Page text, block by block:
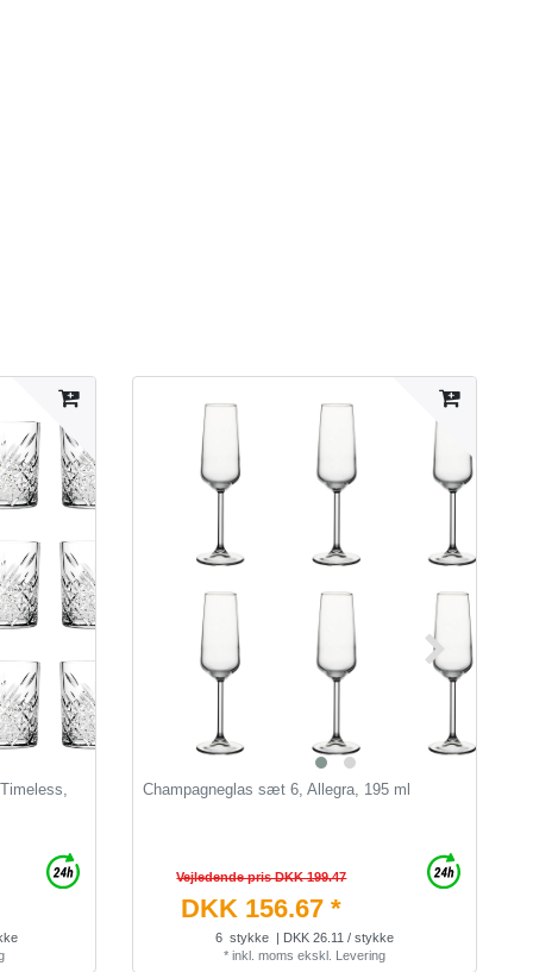
Champagneglas sæt 6, Allegra, 195 ml
Vejledende pris DKK 199.47
DKK 156.67 *
6 stykke | DKK 26.11 / stykke
* inkl. moms ekskl. Levering